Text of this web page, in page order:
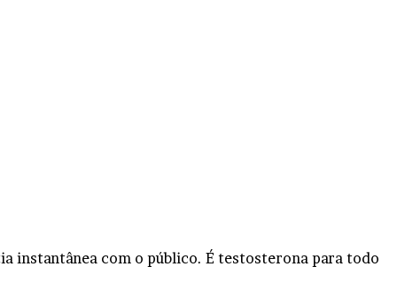
instantânea com o público. É testosterona para todo